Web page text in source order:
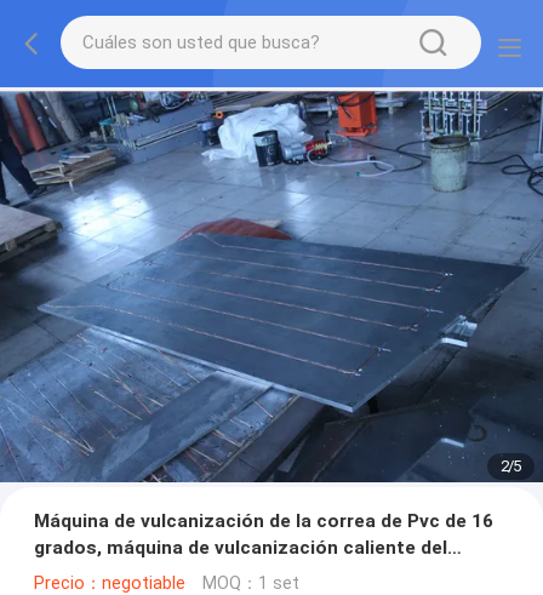
2/5
Máquina de vulcanización de la correa de Pvc de 16
grados, máquina de vulcanización caliente del
cordón de acero
Precio：negotiable MOQ：1 set